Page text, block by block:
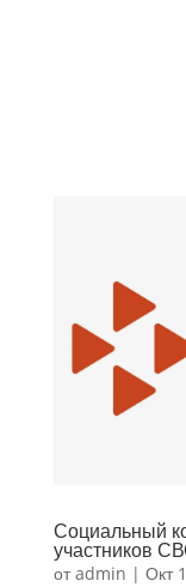
Социальный
участников
отadmin | Окт